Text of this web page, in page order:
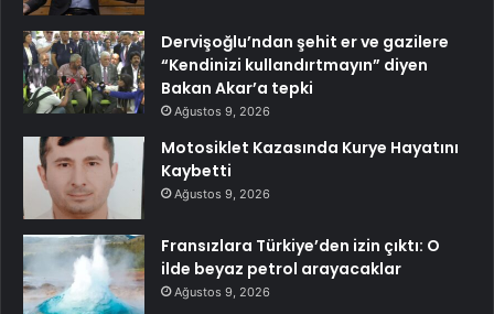
Dervişoğlu’ndan şehit er ve gazilere
“Kendinizi kullandırtmayın” diyen
Bakan Akar’a tepki
Ağustos 9, 2026
Motosiklet Kazasında Kurye Hayatını
Kaybetti
Ağustos 9, 2026
Fransızlara Türkiye’den izin çıktı: O
ilde beyaz petrol arayacaklar
Ağustos 9, 2026